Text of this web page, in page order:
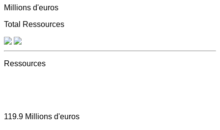
Millions d'euros
Total Ressources
Ressources
119.9 Millions d'euros